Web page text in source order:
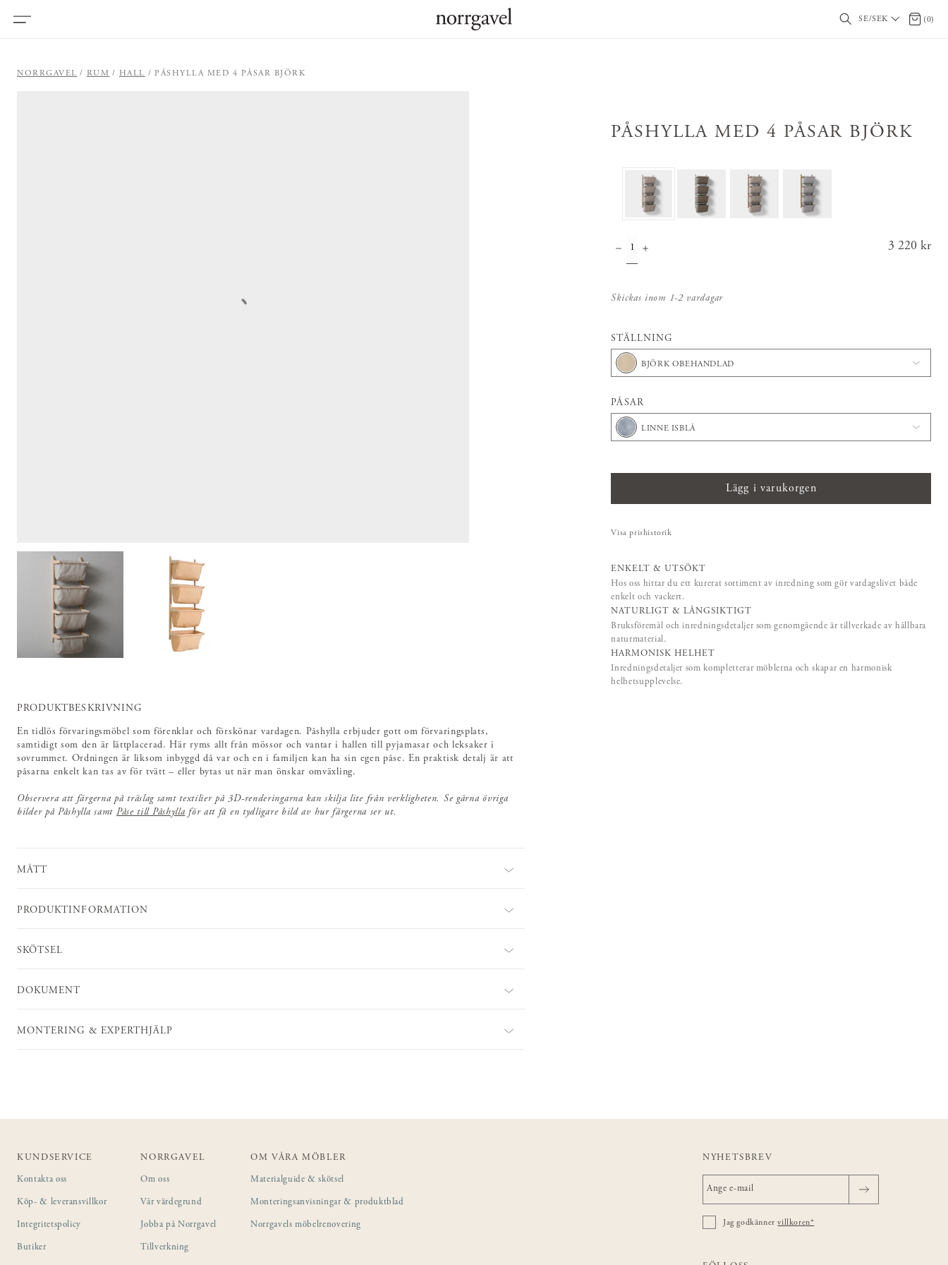
SE/SEK 0 (0)
NORRGAVEL RUM HALL PÅSHYLLA MED 4 PÅSAR BJÖRK
PÅSHYLLA MED 4 PÅSAR BJÖRK
Pris:
3 220 kr
Skickas inom 1-2 vardagar
STÄLLNING
BJÖRK OBEHANDLAD
PÅSAR
LINNE ISBLÅ
Lägg i varukorgen
Visa prishistorik
ENKELT & UTSÖKT
Hos oss hittar du ett kurerat sortiment av inredning som gör vardagslivet både
enkelt och vackert.
NATURLIGT & LÅNGSIKTIGT
Bruksföremål och inredningsdetaljer som genomgående är tillverkade av hållbara
naturmaterial.
HARMONISK HELHET
Inredningsdetaljer som kompletterar möblerna och skapar en harmonisk
helhetsupplevelse.
PRODUKTBESKRIVNING
En tidlös förvaringsmöbel som förenklar och förskönar vardagen. Påshylla erbjuder gott om förvaringsplats,
samtidigt som den är lättplacerad. Här ryms allt från mössor och vantar i hallen till pyjamasar och leksaker i
sovrummet. Ordningen är liksom inbyggd då var och en i familjen kan ha sin egen påse. En praktisk detalj är att
påsarna enkelt kan tas av för tvätt – eller bytas ut när man önskar omväxling.
Observera att färgerna på träslag samt textilier på 3D-renderingarna kan skilja lite från verkligheten. Se gärna övriga
bilder på Påshylla samt Påse till Påshylla för att få en tydligare bild av hur färgerna ser ut.
MÅTT
PRODUKTINFORMATION
SKÖTSEL
DOKUMENT
MONTERING & EXPERTHJÄLP
KUNDSERVICE
Kontakta oss
Köp- & leveransvillkor
Integritetspolicy
Butiker
NORRGAVEL
Om oss
Vår värdegrund
Jobba på Norrgavel
Tillverkning
OM VÅRA MÖBLER
Materialguide & skötsel
Monteringsanvisningar & produktblad
Norrgavels möbelrenovering
NYHETSBREV
Jag godkännervillkoren*